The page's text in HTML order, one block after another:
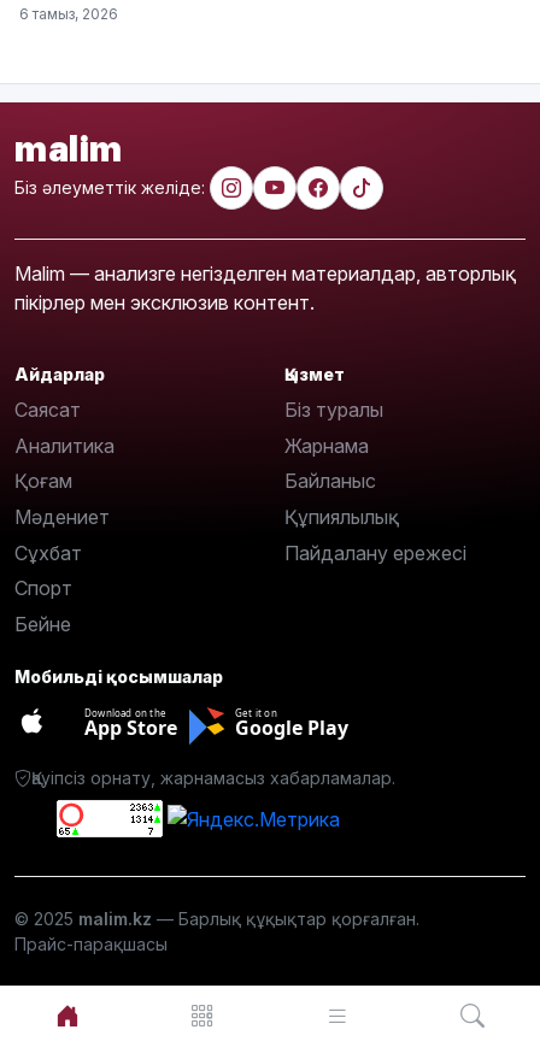
6 тамыз, 2026
malim
Біз әлеуметтік желіде:
Malim — анализге негізделген материалдар, авторлық
пікірлер мен эксклюзив контент.
Айдарлар
Саясат
Аналитика
Қоғам
Мәдениет
Сұхбат
Спорт
Бейне
Қызмет
Біз туралы
Жарнама
Байланыс
Құпиялылық
Пайдалану ережесі
Мобильді қосымшалар
Download on the
App Store
Get it on
Google Play
Қауіпсіз орнату, жарнамасыз хабарламалар.
© 2025 malim.kz — Барлық құқықтар қорғалған.
Прайс-парақшасы